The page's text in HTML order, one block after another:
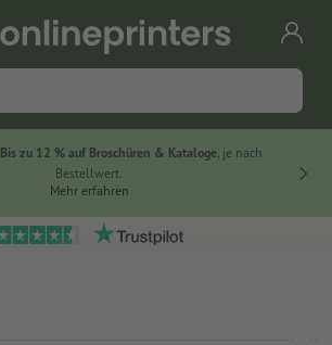
Bis zu 12 % auf Broschüren & Kataloge, je nach
Bestellwert.
Mehr erfahren